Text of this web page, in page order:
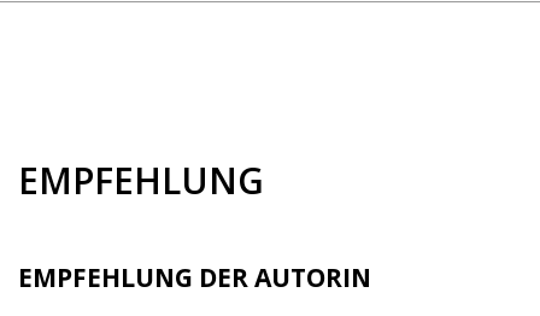
EMPFEHLUNG
EMPFEHLUNG DER AUTORIN